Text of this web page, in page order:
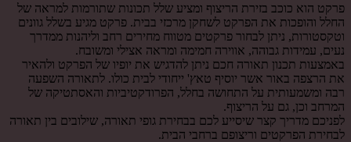
פרקט הוא כוכב בזירת הריצוף ומציע שלל תכונות שתורמות למראה של
החלל והופכות את הפרקט לשחקן מרכזי בבית. פרקט מגיע בשלל גוונים
וטקסטורות, ניתן לבחור פרקטים מטווח מחירים רחב וליהנות ממדרך
נעים, עמידות גבוהה, אווירה חמימה ומראה אצילי ומשובח.
באמצעות תכנון תאורה חכם ניתן להדגיש את יופיו של הפרקט ולהאיר
את הרצפה באור אשר יוסיף טאץ' ייחודי לבית כולו. לתאורה השפעה
רבה ומשמעותית על התחושה בחלל, הפרודקטיביות והאסתטיקה של
המרחב וכן, גם על הריצוף.
לפניכם מדריך קצר שיסייע לכם בבחירת גופי תאורה, שילובים בין תאורה
לבחירת הפרקטים וריצופם ברחבי הבית.